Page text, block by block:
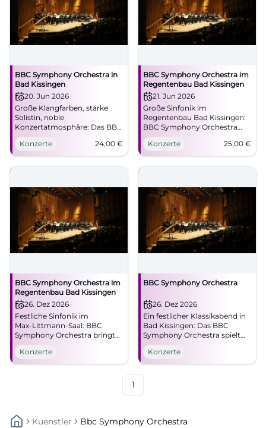
BBC Symphony Orchestra in
Bad Kissingen
20. Jun 2026
Große Klangfarben, starke
Solistin, noble
Konzertatmosphäre: Das BBC
Symphony Orchestra kommt
nach Bad Kissingen.
20.06.2026, ab 24 €. #Klassik
Konzerte 24,00 €
BBC Symphony Orchestra im
Regentenbau Bad Kissingen
21. Jun 2026
Große Sinfonik im
Regentenbau Bad Kissingen:
BBC Symphony Orchestra
unter Sakari Oramo. Start
21.06.2026, 19:30 Uhr, Tickets
ab 25 €. Klangluxus,
Gänsehaut, jetzt Plätze
Konzerte 25,00 €
BBC Symphony Orchestra im
Regentenbau Bad Kissingen
26. Dez 2026
Festliche Sinfonik im
Max‑Littmann‑Saal: BBC
Symphony Orchestra bringt
Glanz nach Bad Kissingen.
Samstag, 26.12.2026, Uhrzeit
folgt. Große Klangfarben,
Konzerte
BBC Symphony Orchestra
26. Dez 2026
Ein festlicher Klassikabend in
Bad Kissingen: Das BBC
Symphony Orchestra spielt
im berühmten Max-Littmann-
Saal. Großes Orchester, große
Akustik, großer Moment.
Konzerte
1
Kuenstler Bbc Symphony Orchestra